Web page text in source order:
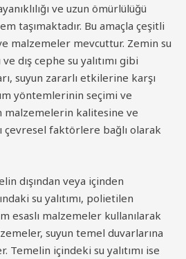
ve uzun ömürlülüğü
taşımaktadır. Bu amaçla çeşitli
malzemeler mevcuttur. Zemin su
ve dış cephe su yalıtımı gibi
suyun zararlı etkilerine karşı
yöntemlerinin seçimi ve
malzemelerin kalitesine ve
çevresel faktörlere bağlı olarak
dışından veya içinden
su yalıtımı, polietilen
esaslı malzemeler kullanılarak
suyun temel duvarlarına
Temelin içindeki su yalıtımı ise